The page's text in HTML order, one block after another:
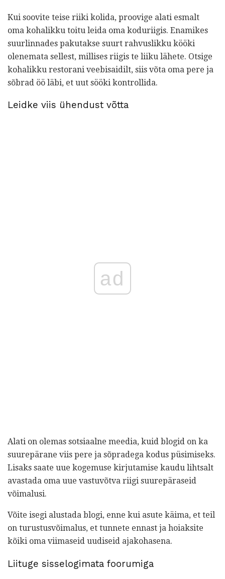
Kui soovite teise riiki kolida, proovige alati esmalt
oma kohalikku toitu leida oma koduriigis. Enamikes
suurlinnades pakutakse suurt rahvuslikku kööki
olenemata sellest, millises riigis te liiku lähete. Otsige
kohalikku restorani veebisaidilt, siis võta oma pere ja
sõbrad öö läbi, et uut sööki kontrollida.
Leidke viis ühendust võtta
ad
Alati on olemas sotsiaalne meedia, kuid blogid on ka
suurepärane viis pere ja sõpradega kodus püsimiseks.
Lisaks saate uue kogemuse kirjutamise kaudu lihtsalt
avastada oma uue vastuvõtva riigi suurepäraseid
võimalusi.
Võite isegi alustada blogi, enne kui asute käima, et teil
on turustusvõimalus, et tunnete ennast ja hoiaksite
kõiki oma viimaseid uudiseid ajakohasena.
Liituge sisselogimata foorumiga